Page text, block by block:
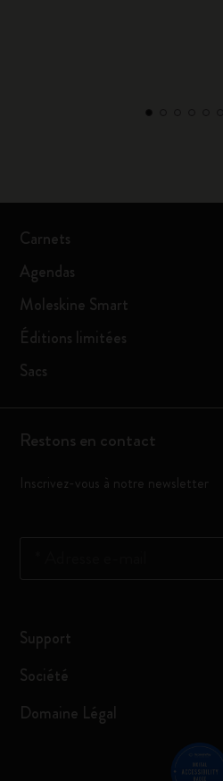
Carnets
Agendas
Moleskine Smart
Éditions limitées
Sacs
Restons en contact
Inscrivez-vous à notre newsletter
Support
Société
Domaine Légal